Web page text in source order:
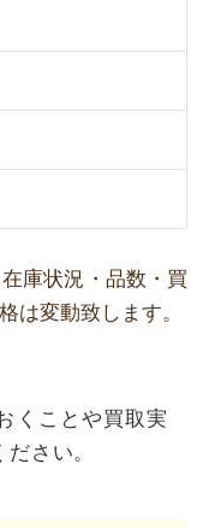
庫状況・品数・買
は変動致します。
くことや買取実
ださい。